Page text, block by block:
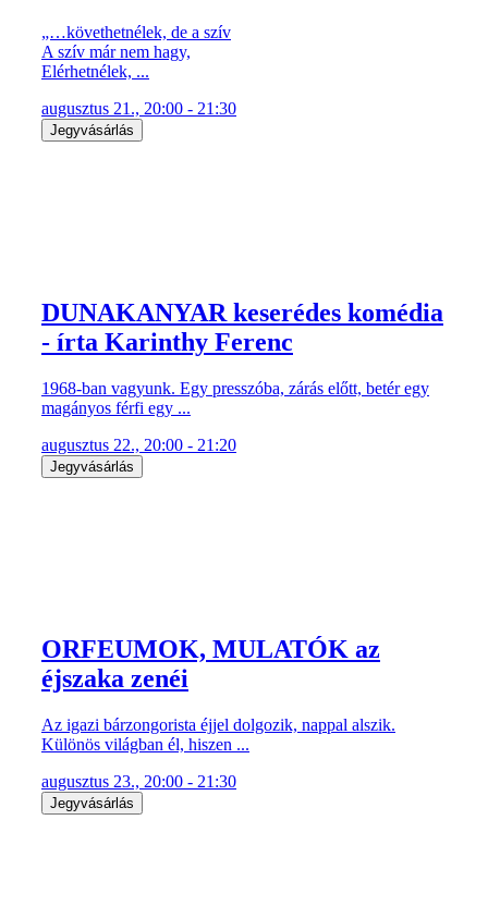
„…követhetnélek, de a szív
A szív már nem hagy,
Elérhetnélek, ...
augusztus 21., 20:00 - 21:30
Jegyvásárlás
DUNAKANYAR keserédes komédia
- írta Karinthy Ferenc
1968-ban vagyunk. Egy presszóba, zárás előtt, betér egy
magányos férfi egy ...
augusztus 22., 20:00 - 21:20
Jegyvásárlás
ORFEUMOK, MULATÓK az
éjszaka zenéi
Az igazi bárzongorista éjjel dolgozik, nappal alszik.
Különös világban él, hiszen ...
augusztus 23., 20:00 - 21:30
Jegyvásárlás